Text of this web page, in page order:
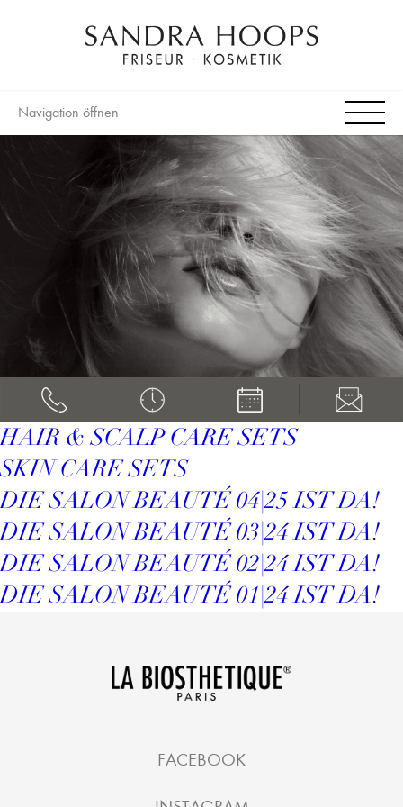
Navigation öffnen
HAIR & SCALP CARE SETS
SKIN CARE SETS
DIE SALON BEAUTÉ 04|25 IST DA!
DIE SALON BEAUTÉ 03|24 IST DA!
DIE SALON BEAUTÉ 02|24 IST DA!
DIE SALON BEAUTÉ 01|24 IST DA!
FACEBOOK